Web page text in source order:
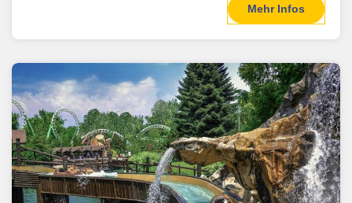
Mehr Infos